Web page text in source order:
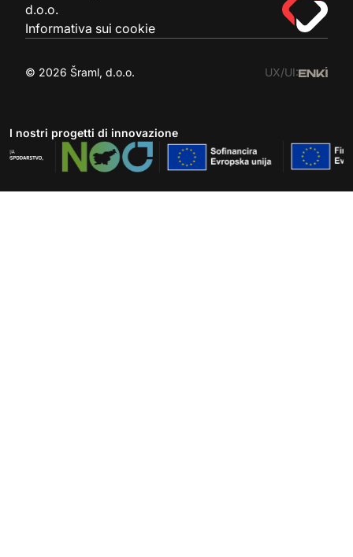
d.o.o.
Informativa sui cookie
© 2026 Šraml, d.o.o. UX/UI:
I nostri progetti di innovazione